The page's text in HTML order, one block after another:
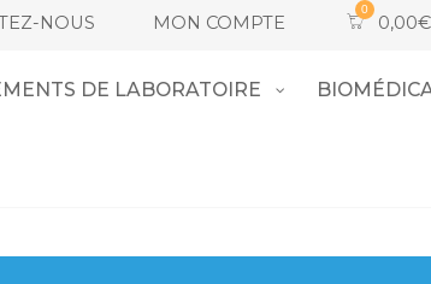
NOUS MON COMPTE 0,00€
DE LABORATOIRE